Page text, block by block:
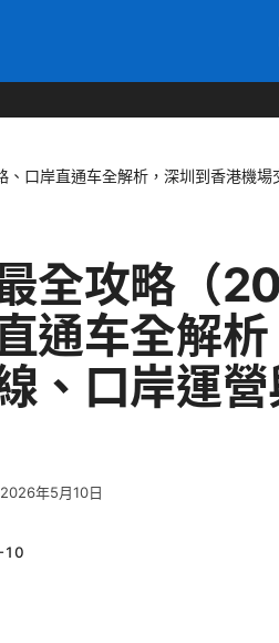
口岸直通车全解析，深圳到香港機
全攻略（
通车全解
、口岸運
年5月10日
10